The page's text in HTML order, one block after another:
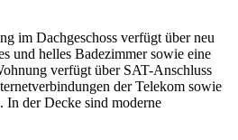
im Dachgeschoss verfügt über neu
und helles Badezimmer sowie eine
verfügt über SAT-Anschluss
der Telekom sowie
In der Decke sind moderne